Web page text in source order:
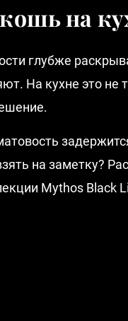
на
глубже
На кухне это не
на заметку?
Mythos Black